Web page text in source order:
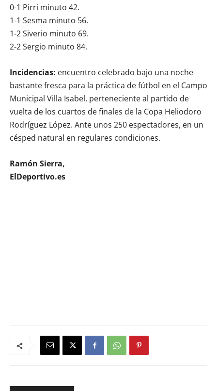
0-1 Pirri minuto 42.
1-1 Sesma minuto 56.
1-2 Siverio minuto 69.
2-2 Sergio minuto 84.
Incidencias: encuentro celebrado bajo una noche
bastante fresca para la práctica de fútbol en el Campo
Municipal Villa Isabel, perteneciente al partido de
vuelta de los cuartos de finales de la Copa Heliodoro
Rodríguez López. Ante unos 250 espectadores, en un
césped natural en regulares condiciones.
Ramón Sierra,
ElDeportivo.es